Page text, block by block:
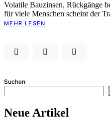
Volatile Bauzinsen, Rückgänge
für viele Menschen scheint der
MEHR LESEN
Suchen
Neue Artikel